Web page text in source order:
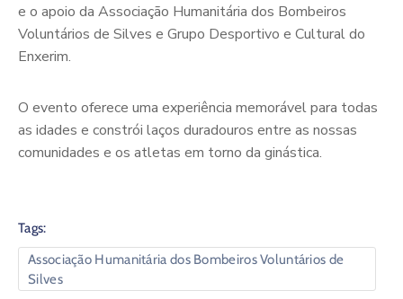
e o apoio da Associação Humanitária dos Bombeiros
Voluntários de Silves e Grupo Desportivo e Cultural do
Enxerim.
O evento oferece uma experiência memorável para todas
as idades e constrói laços duradouros entre as nossas
comunidades e os atletas em torno da ginástica.
Tags:
Associação Humanitária dos Bombeiros Voluntários de
Silves